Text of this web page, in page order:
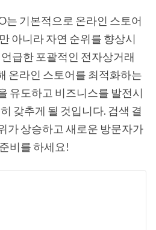
는 기본적으로 온라인 스토어
아니라 자연 순위를 향상시
급한 포괄적인 전자상거래
온라인 스토어를 최적화하는
유도하고 비즈니스를 발전시
갖추게 될 것입니다. 검색 결
가 상승하고 새로운 방문자가
비를 하세요!